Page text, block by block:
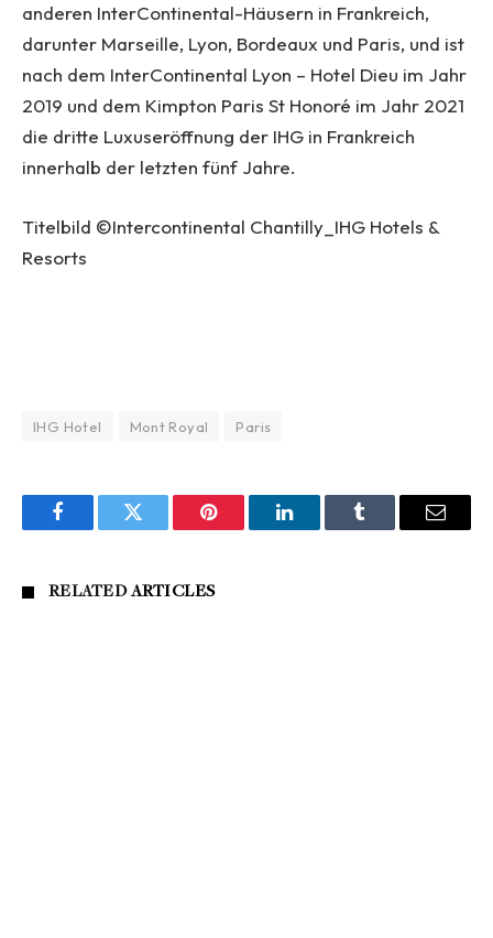
anderen InterContinental-Häusern in Frankreich,
darunter Marseille, Lyon, Bordeaux und Paris, und ist
nach dem InterContinental Lyon – Hotel Dieu im Jahr
2019 und dem Kimpton Paris St Honoré im Jahr 2021
die dritte Luxuseröffnung der IHG in Frankreich
innerhalb der letzten fünf Jahre.
Titelbild ©Intercontinental Chantilly_IHG Hotels &
Resorts
IHG Hotel Mont Royal Paris
FacebookTwitter Pinterest LinkedInTumblr Email
RELATEDARTICLES